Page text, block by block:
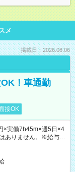
メ
掲載日：2026.08.06
！車通勤
接OK
実働7h45m×週5日×4
ありません。※給与即